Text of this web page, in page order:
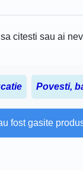
sa citesti sau ai
Povesti,
fost gasite